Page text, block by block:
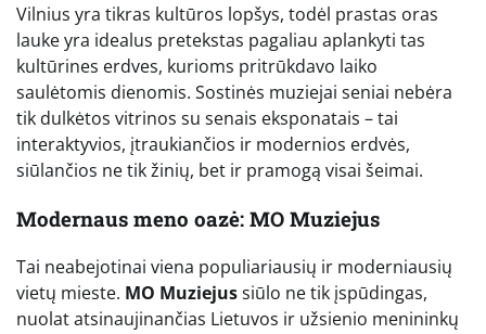
Vilnius yra tikras kultūros lopšys, todėl prastas oras
lauke yra idealus pretekstas pagaliau aplankyti tas
kultūrines erdves, kurioms pritrūkdavo laiko
saulėtomis dienomis. Sostinės muziejai seniai nebėra
tik dulkėtos vitrinos su senais eksponatais – tai
interaktyvios, įtraukiančios ir modernios erdvės,
siūlančios ne tik žinių, bet ir pramogą visai šeimai.
Modernaus meno oazė: MO Muziejus
Tai neabejotinai viena populiariausių ir moderniausių
vietų mieste. MO Muziejussiūlo ne tik įspūdingas,
nuolat atsinaujinančias Lietuvos ir užsienio menininkų